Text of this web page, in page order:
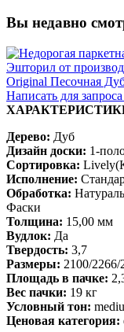
Вы недавно
Original Песочная
Написать для
Дерево: Дуб
Дизайн доски: 1-
Сортировка:
Исполнение:
Обработка:
Фаски
Толщина: 15,00 мм
Вудлок: Да
Твердость: 3,7
Размеры: 2100/
Площадь в пачке:
Вес пачки: 19 кг
Условный тон:
Ценовая категория: